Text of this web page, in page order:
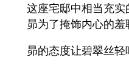
这座宅邸中相当充实
昴为了掩饰内心的羞
昴的态度让碧翠丝轻